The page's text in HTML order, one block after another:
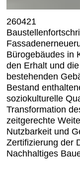
260421
Bürogebäudes in
den Erhalt und
bestehenden
Bestand
soziokulturelle
Transformation
zeitgerechte
Nutzbarkeit und
Zertifizierung der
Nachhaltiges